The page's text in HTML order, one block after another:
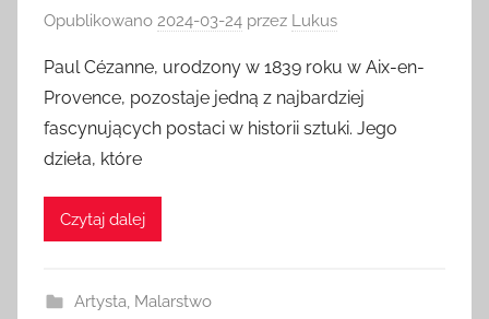
Opublikowano 2024-03-24 przez Lukus
Paul Cézanne, urodzony w 1839 roku w Aix-en-
Provence, pozostaje jedną z najbardziej
fascynujących postaci w historii sztuki. Jego
dzieła, które
Czytaj dalej
Artysta, Malarstwo